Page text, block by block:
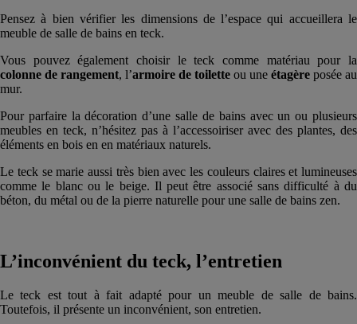
Pensez à bien vérifier les dimensions de l’espace qui accueillera le
meuble de salle de bains en teck.
Vous pouvez également choisir le teck comme matériau pour la
colonne de rangement, l’armoire de toilette ou une étagère posée au
mur.
Pour parfaire la décoration d’une salle de bains avec un ou plusieurs
meubles en teck, n’hésitez pas à l’accessoiriser avec des plantes, des
éléments en bois en en matériaux naturels.
Le teck se marie aussi très bien avec les couleurs claires et lumineuses
comme le blanc ou le beige. Il peut être associé sans difficulté à du
béton, du métal ou de la pierre naturelle pour une salle de bains zen.
L’inconvénient du teck, l’entretien
Le teck est tout à fait adapté pour un meuble de salle de bains.
Toutefois, il présente un inconvénient, son entretien.